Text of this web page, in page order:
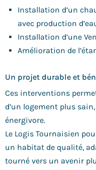
Installation d’un
avec production
Installation d’une
Amélioration de
Un projet durable et
Ces interventions
d’un logement plus
énergivore.
Le Logis Tournaisien
un habitat de qualité,
tourné vers un avenir